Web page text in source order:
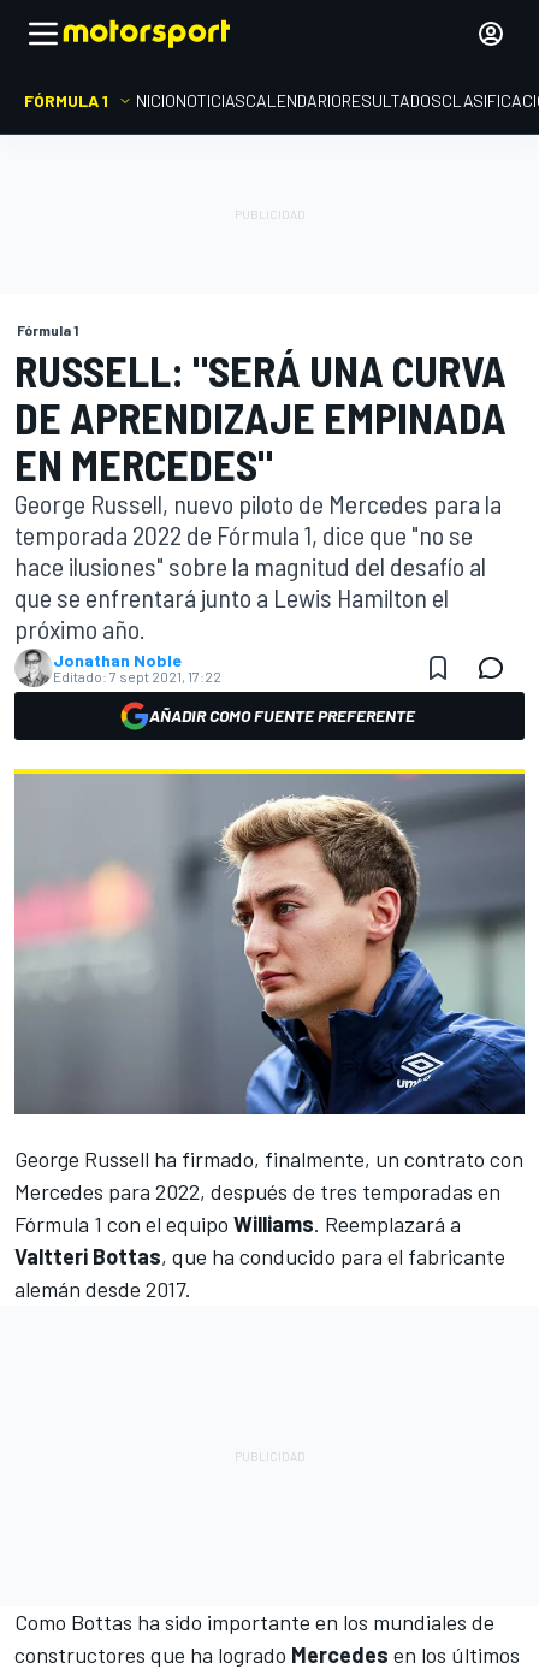
FÓRMULA 1 INICIONOTICIASCALENDARIORESULTADOS
Fórmula 1
RUSSELL: "SERÁ UNA CURVA
DE APRENDIZAJE EMPINADA
EN MERCEDES"
George Russell, nuevo piloto de Mercedes para la
temporada 2022 de Fórmula 1, dice que "no se
hace ilusiones" sobre la magnitud del desafío al
que se enfrentará junto a Lewis Hamilton el
próximo año.
Jonathan Noble
Editado: 7 sept 2021, 17:22
AÑADIR COMO FUENTE PREFERENTE
George Russell ha firmado, finalmente, un contrato con
Mercedes para 2022, después de tres temporadas en
Fórmula 1 con el equipo Williams. Reemplazará a
Valtteri Bottas, que ha conducido para el fabricante
alemán desde 2017.
Como Bottas ha sido importante en los mundiales de
constructores que ha logrado Mercedes en los últimos